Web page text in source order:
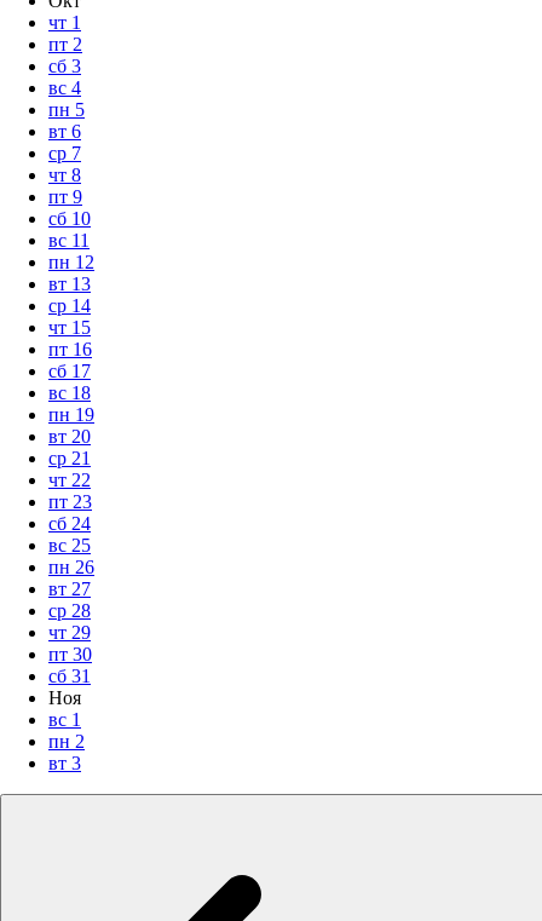
чт 1
пт 2
сб 3
вс 4
пн 5
вт 6
ср 7
чт 8
пт 9
сб 10
вс 11
пн 12
вт 13
ср 14
чт 15
пт 16
сб 17
вс 18
пн 19
вт 20
ср 21
чт 22
пт 23
сб 24
вс 25
пн 26
вт 27
ср 28
чт 29
пт 30
сб 31
Ноя
вс 1
пн 2
вт 3